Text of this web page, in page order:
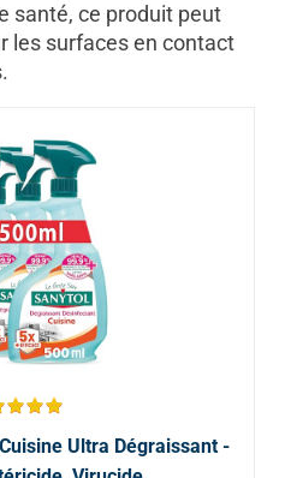
santé, ce produit peut
les surfaces en contact
Ultra Dégraissant -